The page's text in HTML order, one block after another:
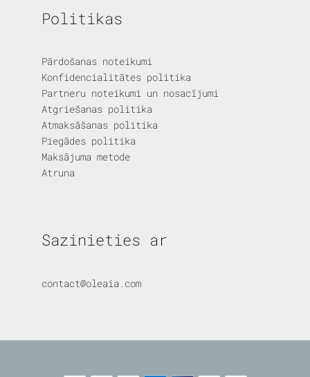
Politikas
Pārdošanas noteikumi
Konfidencialitātes politika
Partneru noteikumi un nosacījumi
Atgriešanas politika
Atmaksāšanas politika
Piegādes politika
Maksājuma metode
Atruna
Sazinieties ar
contact@oleaia.com